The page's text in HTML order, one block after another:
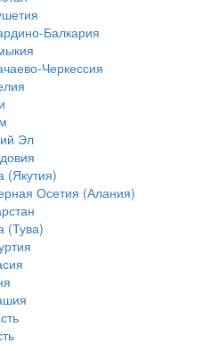
Балкария
Черкессия
Эл
(Якутия)
Осетия (Алания)
(Тува)